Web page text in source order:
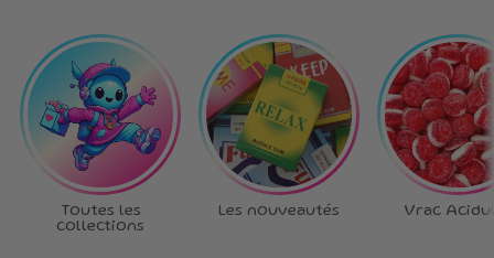
Toutes les
collections
Les nouveautés Vrac